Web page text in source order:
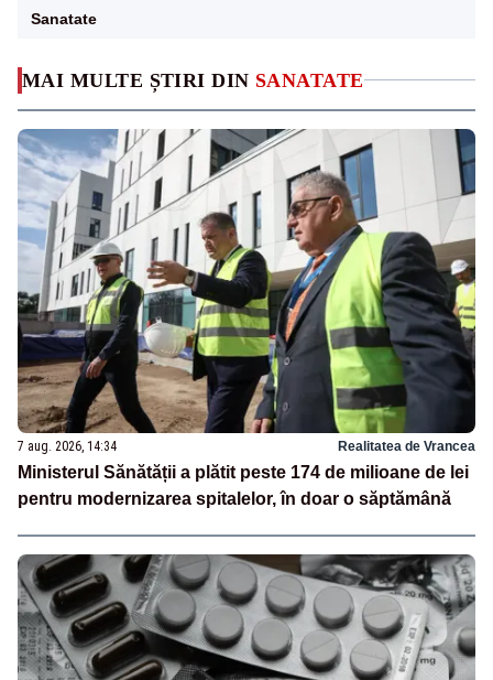
MAI MULTE ȘTIRI DIN SANATATE
7 aug. 2026, 14:34 Realitatea de Vrancea
Ministerul Sănătății a plătit peste 174 de milioane de lei
pentru modernizarea spitalelor, în doar o săptămână
Sanatate